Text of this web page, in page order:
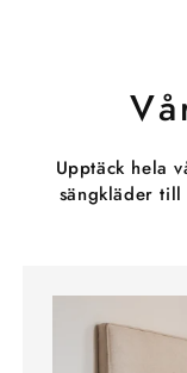
Upptäck hela
sängkläder till